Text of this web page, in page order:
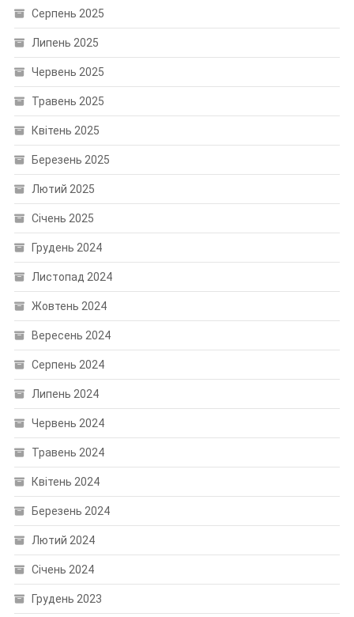
Серпень 2025
Липень 2025
Червень 2025
Травень 2025
Квітень 2025
Березень 2025
Лютий 2025
Січень 2025
Грудень 2024
Листопад 2024
Жовтень 2024
Вересень 2024
Серпень 2024
Липень 2024
Червень 2024
Травень 2024
Квітень 2024
Березень 2024
Лютий 2024
Січень 2024
Грудень 2023